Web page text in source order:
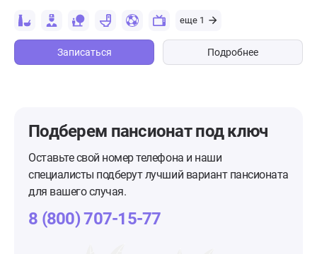
еще 1
Записаться Подробнее
Подберем пансионатпод ключ
Оставьте свой номер телефона и наши
специалисты подберут лучший вариант пансионата
для вашего случая.
8 (800) 707-15-77